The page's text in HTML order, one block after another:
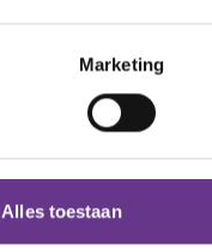
Marketing
Alles toestaan
Leren en werken